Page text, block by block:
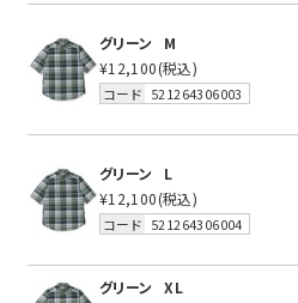
グリーン
M
¥12,100(税込)
コード 521264306003
グリーン
L
¥12,100(税込)
コード 521264306004
グリーン
XL